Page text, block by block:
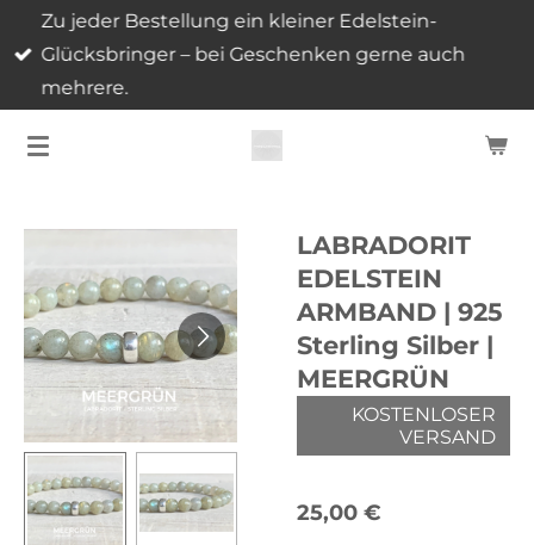
Zum
Hauptinhalt
springen
Zu jeder Bestellung ein kleiner Edelstein-
Glücksbringer – bei Geschenken gerne auch
mehrere.
LABRADORIT
EDELSTEIN
ARMBAND | 925
Sterling Silber |
MEERGRÜN
KOSTENLOSER
VERSAND
25,00 €